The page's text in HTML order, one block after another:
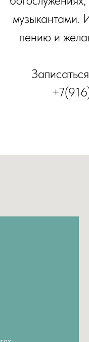
музыкантами.
пению и